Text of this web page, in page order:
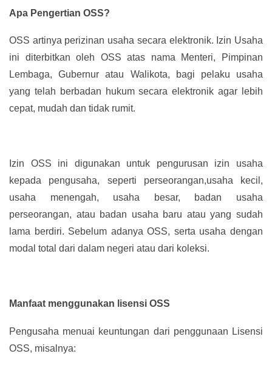
Apa Pengertian OSS?
OSS artinya perizinan usaha secara elektronik. Izin Usaha
ini diterbitkan oleh OSS atas nama Menteri, Pimpinan
Lembaga, Gubernur atau Walikota, bagi pelaku usaha
yang telah berbadan hukum secara elektronik agar lebih
cepat, mudah dan tidak rumit.
Izin OSS ini digunakan untuk pengurusan izin usaha
kepada pengusaha, seperti perseorangan,usaha kecil,
usaha menengah, usaha besar, badan usaha
perseorangan, atau badan usaha baru atau yang sudah
lama berdiri. Sebelum adanya OSS, serta usaha dengan
modal total dari dalam negeri atau dari koleksi.
Manfaat menggunakan lisensi OSS
Pengusaha menuai keuntungan dari penggunaan Lisensi
OSS, misalnya: